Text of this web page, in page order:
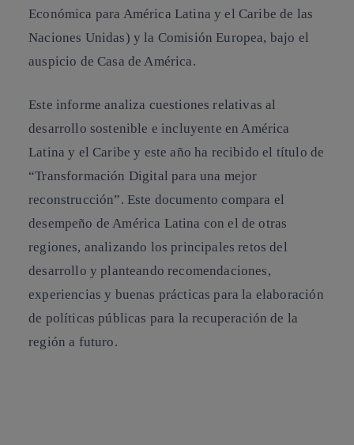
Económica para América Latina y el Caribe de las
Naciones Unidas) y la Comisión Europea, bajo el
auspicio de Casa de América.
Este informe analiza cuestiones relativas al
desarrollo sostenible e incluyente en América
Latina y el Caribe y este año ha recibido el título de
“Transformación Digital para una mejor
reconstrucción”. Este documento compara el
desempeño de América Latina con el de otras
regiones, analizando los principales retos del
desarrollo y planteandorecomendaciones,
experiencias y buenas prácticas para la elaboración
de políticas públicas para la recuperación de la
región a futuro.